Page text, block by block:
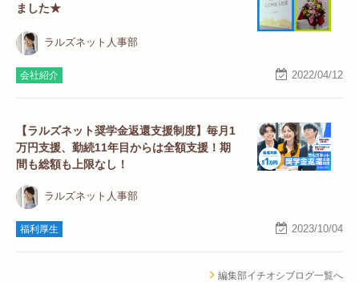
ました★
ラルズネット人事部
会社紹介 2022/04/12
【ラルズネット奨学金返還支援制度】毎月1
万円支援、勤続11年目からは全額支援！期
間も総額も上限なし！
ラルズネット人事部
福利厚生 2023/10/04
編集部イチオシブログ一覧へ